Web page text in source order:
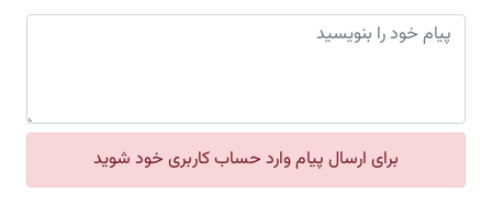
برای ارسال پیام وارد حساب کاربری خود شوید